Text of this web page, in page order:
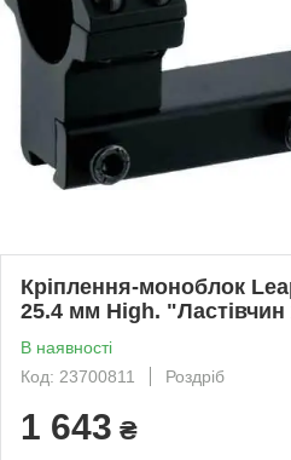
Кріплення-моноблок
25.4 мм High. "Ластівчин
В наявності
Код: 23700811
Роздріб
1 643 ₴